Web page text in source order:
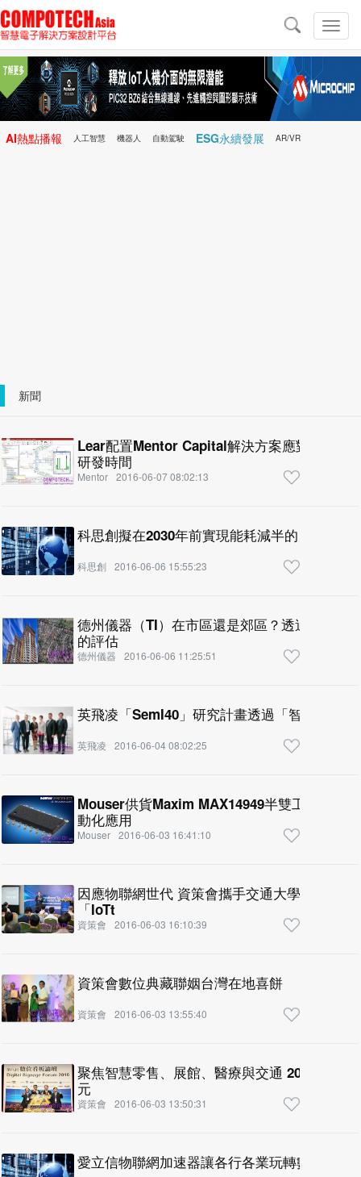
切
換
導
航
AI熱點播報 人工智慧 機器人 自動駕駛 ESG永續發展 AR/VR
新聞
Lear配置Mentor Capital解決方案應對不斷增
研發時間
Mentor 2016-06-07 08:02:13
科思創擬在2030年前實現能耗減半的目標
科思創 2016-06-06 15:55:23
德州儀器（TI）在市區還是郊區？透過轉換器
的評估
德州儀器 2016-06-06 11:25:51
英飛凌「SemI40」研究計畫透過「智慧學習
英飛凌 2016-06-04 08:02:25
Mouser供貨Maxim MAX14949半雙工RS-
動化應用
Mouser 2016-06-03 16:41:10
因應物聯網世代 資策會攜手交通大學整合學
「IoTt
資策會 2016-06-03 16:10:39
資策會數位典藏聯姻台灣在地喜餅
資策會 2016-06-03 13:55:40
聚焦智慧零售、展館、醫療與交通 2017年全球數位看板規模上看138億美
元
資策會 2016-06-03 13:50:31
愛立信物聯網加速器讓各行各業玩轉數據